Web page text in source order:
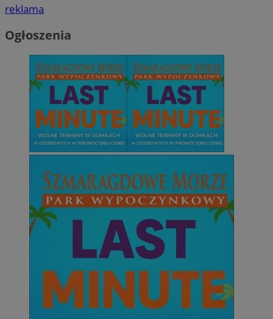
reklama
Ogłoszenia
QeSessID orzesze.com.pl
MvSessID orzesze.com.pl
VISITOR_PRIVACY_METADATA
YouTube
5 miesięcy 4